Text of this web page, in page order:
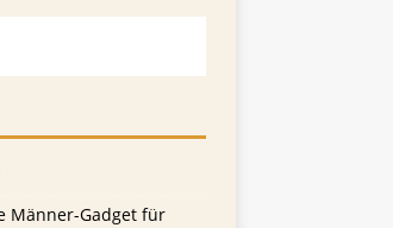
Männer-Gadget für